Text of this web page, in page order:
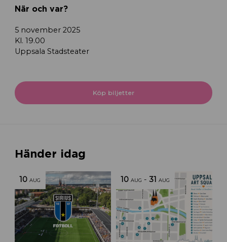
När och var?
5 november 2025
Kl. 19.00
Uppsala Stadsteater
Köp biljetter
Händer idag
10 AUG 10 AUG -31 AUG